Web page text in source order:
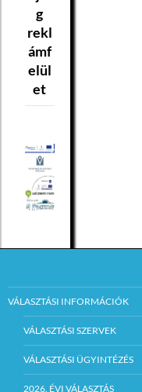
g
rekl
ámf
elül
et
VÁLASZTÁSI INFORMÁCIÓK
VÁLASZTÁSI SZERVEK
VÁLASZTÁSI ÜGYINTÉZÉS
2026. ÉVI VÁLASZTÁS